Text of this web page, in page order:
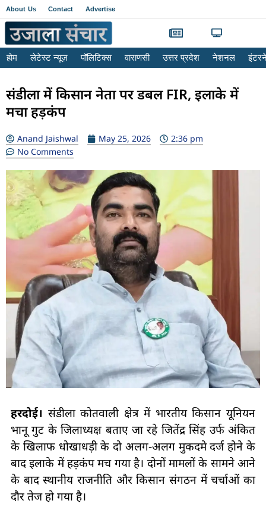
About Us Contact Advertise
होम लेटेस्ट न्यूज़ पॉलिटिक्स वाराणसी उत्तर प्रदेश नेशनल
संडीला में किसान नेता पर डबल FIR, इलाके में
मचा हड़कंप
Anand Jaishwal May 25, 2026
2:36 pm
No Comments
हरदोई। संडीला कोतवाली क्षेत्र में भारतीय किसान यूनियन
भानू गुट के जिलाध्यक्ष बताए जा रहे जितेंद्र सिंह उर्फ अंकित
के खिलाफ धोखाधड़ी के दो अलग-अलग मुकदमे दर्ज होने के
बाद इलाके में हड़कंप मच गया है। दोनों मामलों के सामने आने
के बाद स्थानीय राजनीति और किसान संगठन में चर्चाओं का
दौर तेज हो गया है।